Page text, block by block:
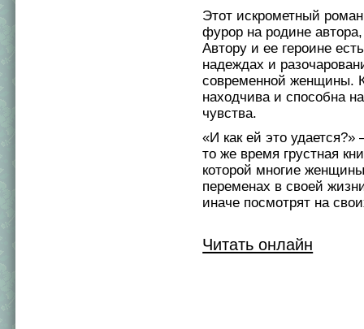
Этот искрометный
фурор на родине
Автору и ее героине
надеждах и
современной женщины.
находчива и способна
чувства.
«И как ей это
то же время грустная
которой многие
переменах в своей
иначе посмотрят на
Читать онлайн